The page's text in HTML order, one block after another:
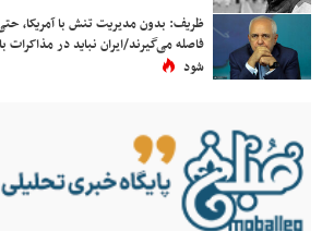
ظریف: بدون مدیریت تنش با آمریکا،
فاصله می‌گیرند/ایران نباید در
شود